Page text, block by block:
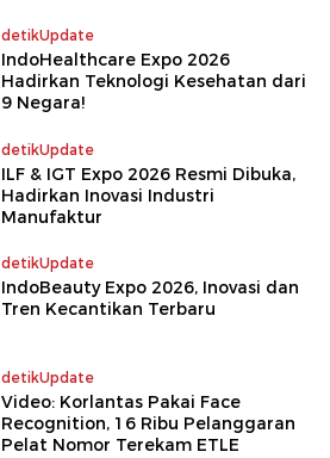
detikUpdate
IndoHealthcare Expo 2026
Hadirkan Teknologi Kesehatan dari
9 Negara!
detikUpdate
ILF & IGT Expo 2026 Resmi Dibuka,
Hadirkan Inovasi Industri
Manufaktur
detikUpdate
IndoBeauty Expo 2026, Inovasi dan
Tren Kecantikan Terbaru
detikUpdate
Video: Korlantas Pakai Face
Recognition, 16 Ribu Pelanggaran
Pelat Nomor Terekam ETLE